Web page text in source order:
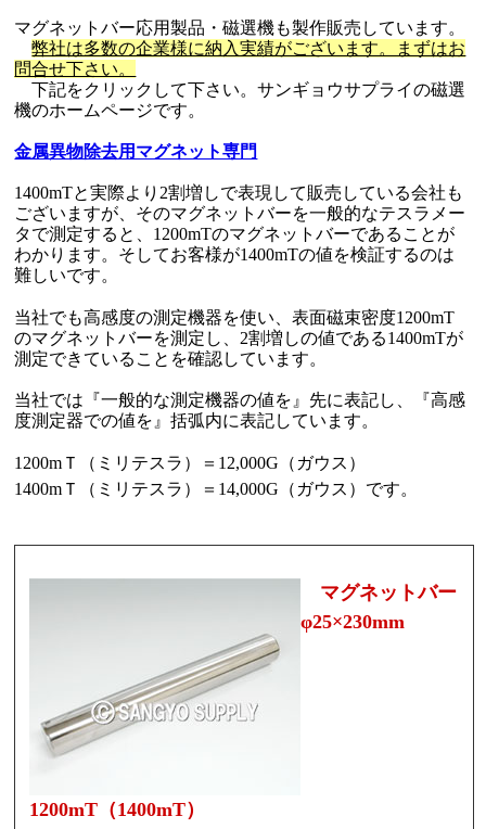
マグネットバー応用製品・磁選機も製作販売しています。
弊社は多数の企業様に納入実績がございます。まずはお
問合せ下さい。
下記をクリックして下さい。サンギョウサプライの磁選
機のホームページです。
金属異物除去用マグネット専門
1400mTと実際より2割増しで表現して販売している会社も
ございますが、そのマグネットバーを一般的なテスラメー
タで測定すると、1200mTのマグネットバーであることが
わかります。そしてお客様が1400mTの値を検証するのは
難しいです。
当社でも高感度の測定機器を使い、表面磁束密度1200mT
のマグネットバーを測定し、2割増しの値である1400mTが
測定できていることを確認しています。
当社では『一般的な測定機器の値を』先に表記し、『高感
度測定器での値を』括弧内に表記しています。
1200mＴ（ミリテスラ）＝12,000G（ガウス）
1400mＴ（ミリテスラ）＝14,000G（ガウス）です。
マグネットバー
φ25×230mm
1200mT（1400mT）